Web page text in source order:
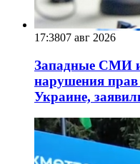
17:3807 авг 2026
Западные СМИ
нарушения
Украине,